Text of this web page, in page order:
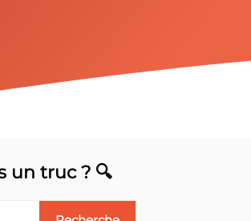
un truc ? 🔍